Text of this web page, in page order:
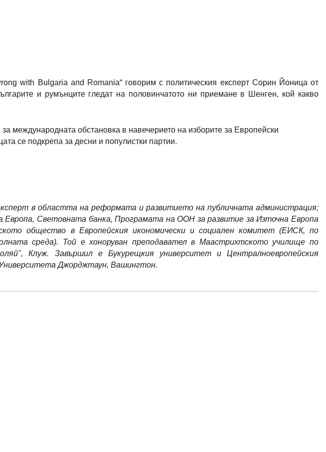
with Bulgaria and Romania“ говорим с политическия експерт Сорин Йоница от
и румънците гледат на половинчатото ни приемане в Шенген, кой какво
международната обстановка в навечерието на изборите за Европейски
се подкрепа за десни и популистки партии.
в областта на реформата и развитието на публичната администрация;
Световната банка, Програмата на ООН за развитие за Източна Европа
общество в Европейския икономически и социален комитет (ЕИСК, по
среда). Той е хоноруван преподавател в Маастрихтското училище по
Клуж. Завършил е Букурещкия университет и Централноевропейския
Джорджтаун, Вашингтон.